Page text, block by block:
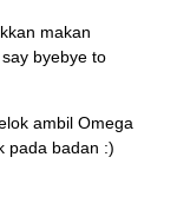
makan
byebye to
ambil Omega
pada badan :)